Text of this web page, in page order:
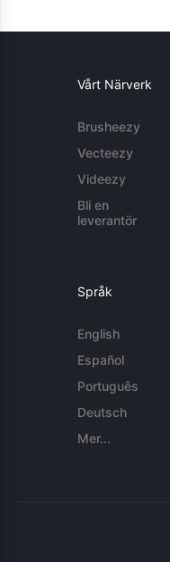
Vårt Närverk
Brusheezy
Vecteezy
Videezy
Bli en
leverantör
Språk
English
Español
Português
Deutsch
Mer...